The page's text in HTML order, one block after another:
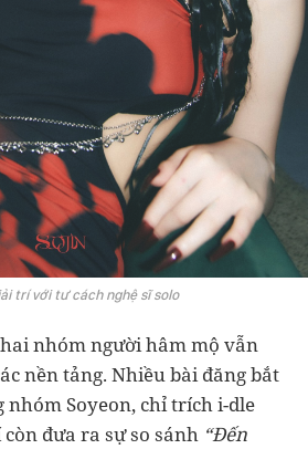
trí với tư cách nghệ sĩ solo
nhóm người hâm mộ vẫn
nền tảng. Nhiều bài đăng bắt
nhóm Soyeon, chỉ trích i-dle
còn đưa ra sự so sánh “Đến